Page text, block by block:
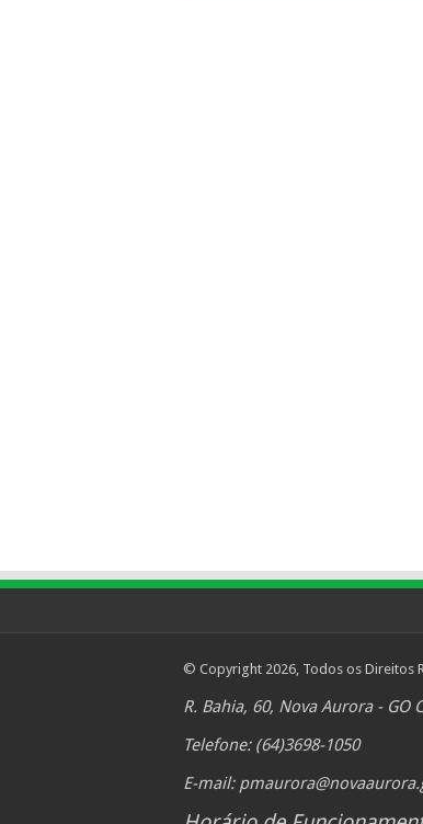
© Copyright 2026, Todos os Direitos
R. Bahia, 60, Nova Aurora - GO
Telefone: (64)3698-1050
E-mail: